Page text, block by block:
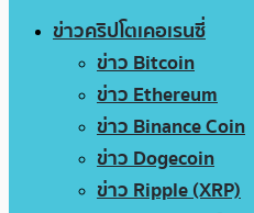
ข่าวคริปโตเคอเรนซี่
ข่าว Bitcoin
ข่าว Ethereum
ข่าว Binance Coin
ข่าว Dogecoin
ข่าว Ripple (XRP)